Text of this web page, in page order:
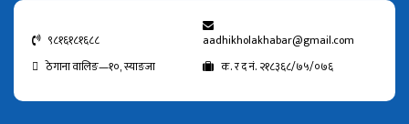
९८१६१८१६८८
aadhikholakhabar@gmail.com
ठेगाना वालिङ—१०, स्याङजा
क. र द नं. २१८३६८/७५/०७६